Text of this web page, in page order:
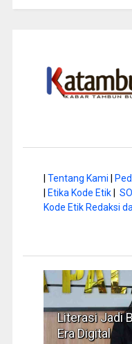
Tentang Kami
Etika Kode Etik|
Kode Etik Redaksi
Literasi Jadi
Era Digital